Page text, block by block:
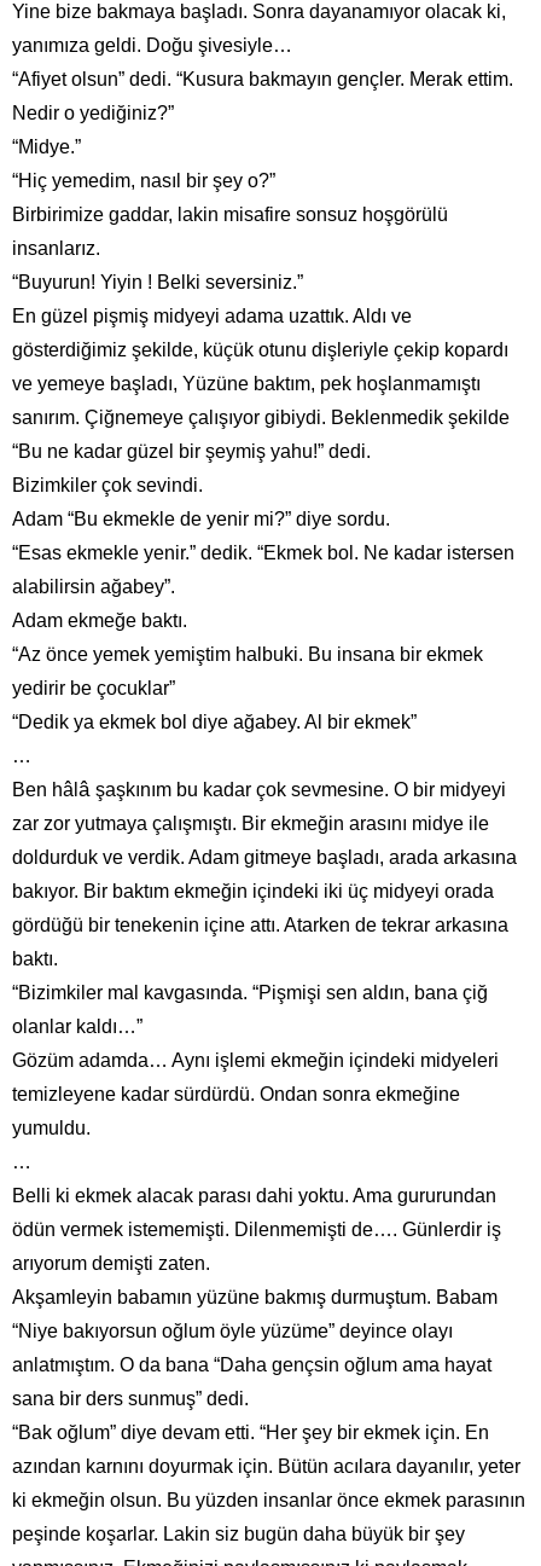
Yine bize bakmaya başladı. Sonra dayanamıyor olacak ki,
yanımıza geldi. Doğu şivesiyle…
“Afiyet olsun” dedi. “Kusura bakmayın gençler. Merak ettim.
Nedir o yediğiniz?”
“Midye.”
“Hiç yemedim, nasıl bir şey o?”
Birbirimize gaddar, lakin misafire sonsuz hoşgörülü
insanlarız.
“Buyurun! Yiyin ! Belki seversiniz.”
En güzel pişmiş midyeyi adama uzattık. Aldı ve
gösterdiğimiz şekilde, küçük otunu dişleriyle çekip kopardı
ve yemeye başladı, Yüzüne baktım, pek hoşlanmamıştı
sanırım. Çiğnemeye çalışıyor gibiydi. Beklenmedik şekilde
“Bu ne kadar güzel bir şeymiş yahu!” dedi.
Bizimkiler çok sevindi.
Adam “Bu ekmekle de yenir mi?” diye sordu.
“Esas ekmekle yenir.” dedik. “Ekmek bol. Ne kadar istersen
alabilirsin ağabey”.
Adam ekmeğe baktı.
“Az önce yemek yemiştim halbuki. Bu insana bir ekmek
yedirir be çocuklar”
“Dedik ya ekmek bol diye ağabey. Al bir ekmek”
…
Ben hâl â şaşkınım bu kadar çok sevmesine. O bir midyeyi
zar zor yutmaya çalışmıştı. Bir ekmeğin arasını midye ile
doldurduk ve verdik. Adam gitmeye başladı, arada arkasına
bakıyor. Bir baktım ekmeğin içindeki iki üç midyeyi orada
gördüğü bir tenekenin içine attı. Atarken de tekrar arkasına
baktı.
“Bizimkiler mal kavgasında. “Pişmişi sen aldın, bana çiğ
olanlar kaldı…”
Gözüm adamda… Aynı işlemi ekmeğin içindeki midyeleri
temizleyene kadar sürdürdü. Ondan sonra ekmeğine
yumuldu.
…
Belli ki ekmek alacak parası dahi yoktu. Ama gururundan
ödün vermek istememişti. Dilenmemişti de…. Günlerdir iş
arıyorum demişti zaten.
Akşamleyin babamın yüzüne bakmış durmuştum. Babam
“Niye bakıyorsun oğlum öyle yüzüme” deyince olayı
anlatmıştım. O da bana “Daha gençsin oğlum ama hayat
sana bir ders sunmuş” dedi.
“Bak oğlum” diye devam etti. “Her şey bir ekmek için. En
azından karnını doyurmak için. Bütün acılara dayanılır, yeter
ki ekmeğin olsun. Bu yüzden insanlar önce ekmek parasının
peşinde koşarlar. Lakin siz bugün daha büyük bir şey